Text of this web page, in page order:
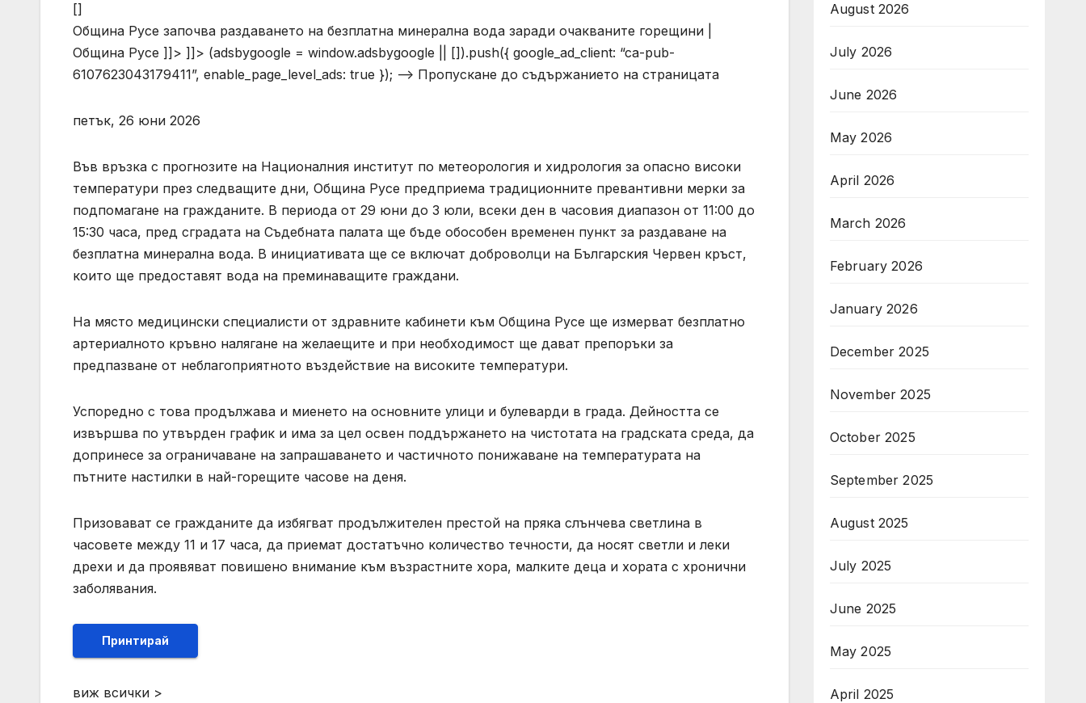
[]
Община Русе започва раздаването на безплатна минерална вода заради очакваните горещини |
Община Русе ]]> ]]> (adsbygoogle = window.adsbygoogle || []).push({ google_ad_client: “ca-pub-
6107623043179411”, enable_page_level_ads: true }); –> Пропускане до съдържанието на страницата
петък, 26 юни 2026
Във връзка с прогнозите на Националния институт по метеорология и хидрология за опасно високи
температури през следващите дни, Община Русе предприема традиционните превантивни мерки за
подпомагане на гражданите. В периода от 29 юни до 3 юли, всеки ден в часовия диапазон от 11:00 до
15:30 часа, пред сградата на Съдебната палата ще бъде обособен временен пункт за раздаване на
безплатна минерална вода. В инициативата ще се включат доброволци на Българския Червен кръст,
които ще предоставят вода на преминаващите граждани.
На място медицински специалисти от здравните кабинети към Община Русе ще измерват безплатно
артериалното кръвно налягане на желаещите и при необходимост ще дават препоръки за
предпазване от неблагоприятното въздействие на високите температури.
Успоредно с това продължава и миенето на основните улици и булеварди в града. Дейността се
извършва по утвърден график и има за цел освен поддържането на чистотата на градската среда, да
допринесе за ограничаване на запрашаването и частичното понижаване на температурата на
пътните настилки в най-горещите часове на деня.
Призовават се гражданите да избягват продължителен престой на пряка слънчева светлина в
часовете между 11 и 17 часа, да приемат достатъчно количество течности, да носят светли и леки
дрехи и да проявяват повишено внимание към възрастните хора, малките деца и хората с хронични
заболявания.
Принтирай
виж всички >
August 2026
July 2026
June 2026
May 2026
April 2026
March 2026
February 2026
January 2026
December 2025
November 2025
October 2025
September 2025
August 2025
July 2025
June 2025
May 2025
April 2025